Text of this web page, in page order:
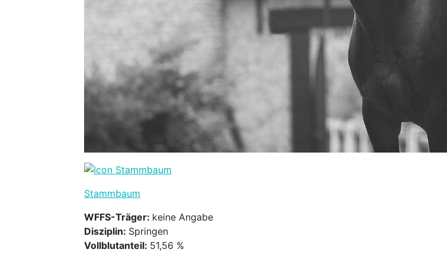
Stammbaum
WFFS-Träger: keine Angabe
Disziplin: Springen
Vollblutanteil: 51,56 %